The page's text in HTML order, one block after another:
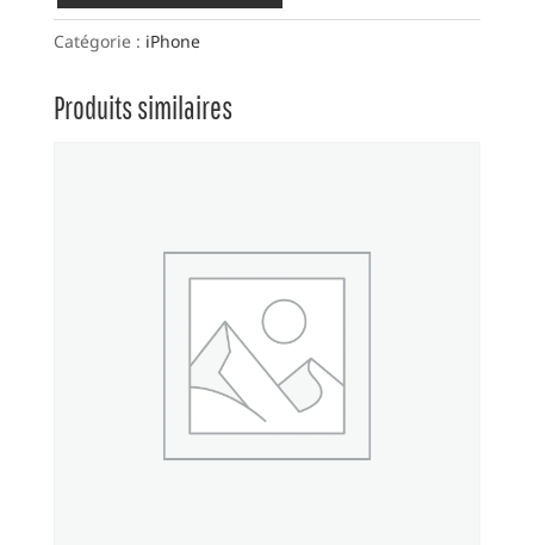
Catégorie : iPhone
Produits similaires